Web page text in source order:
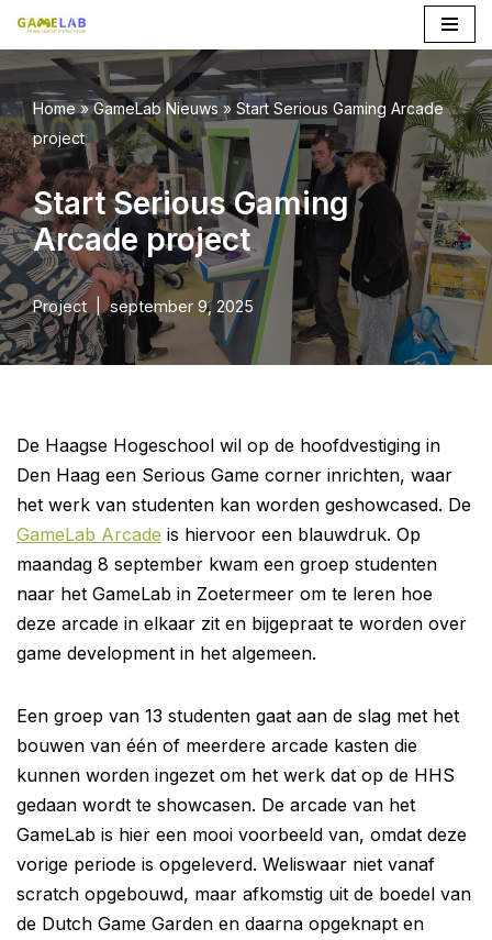
Ga
naar
de
inhoud
Home»GameLab Nieuws » Start Serious Gaming Arcade
project
Start Serious Gaming
Arcade project
Project september 9, 2025
De Haagse Hogeschool wil op de hoofdvestiging in
Den Haag een Serious Game corner inrichten, waar
het werk van studenten kan worden geshowcased. De
GameLab Arcade is hiervoor een blauwdruk. Op
maandag 8 september kwam een groep studenten
naar het GameLab in Zoetermeer om te leren hoe
deze arcade in elkaar zit en bijgepraat te worden over
game development in het algemeen.
Een groep van 13 studenten gaat aan de slag met het
bouwen van één of meerdere arcade kasten die
kunnen worden ingezet om het werk dat op de HHS
gedaan wordt te showcasen. De arcade van het
GameLab is hier een mooi voorbeeld van, omdat deze
vorige periode is opgeleverd. Weliswaar niet vanaf
scratch opgebouwd, maar afkomstig uit de boedel van
de Dutch Game Garden en daarna opgeknapt en